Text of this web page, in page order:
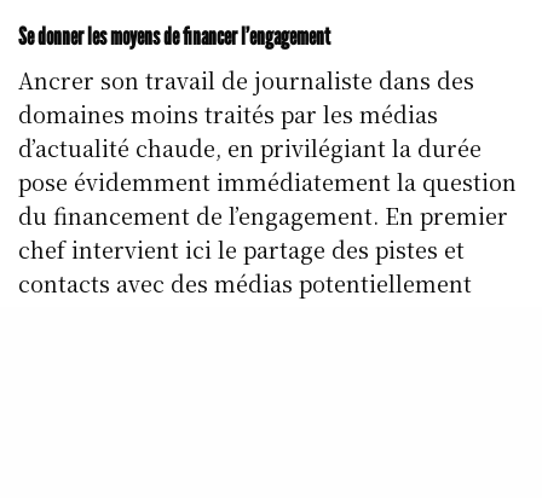
Se donner les moyens de financer l’engagement
Ancrer son travail de journaliste dans des
domaines moins traités par les médias
d’actualité chaude, en privilégiant la durée
pose évidemment immédiatement la question
du financement de l’engagement. En premier
chef intervient ici le partage des pistes et
contacts avec des médias potentiellement